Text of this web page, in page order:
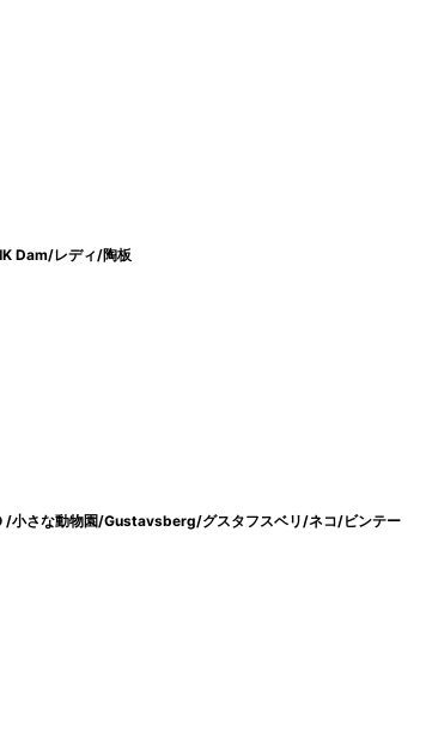
Dam/レディ/陶板
小さな動物園/Gustavsberg/グスタフスベリ/ネコ/ビンテー